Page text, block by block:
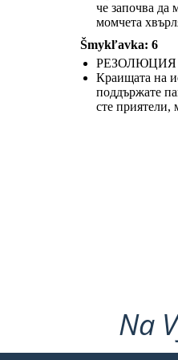
пропусне брат си, той може да намери положителни начини
мъката си и да поддържате паметта Джърмейн жив, като
и търсят помощ, когато той се нуждае от положителните
него. Лоли казва, че хората, с които сте приятели, могат
вдигнат нагоре, или да ви свалят ниско. Той осъзнава, че
е това, което ви прави това, което сте.
че започва да
момчета
Šmykľavka: 6
РЕЗОЛЮЦИЯ
Краищата на
поддържате
сте приятели,
Na